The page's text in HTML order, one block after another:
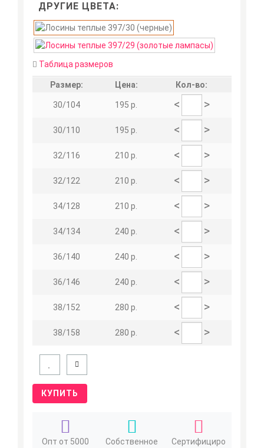
ДРУГИЕ ЦВЕТА:
Таблица размеров
Размер: Цена: Кол-во:
30/104 195 р. < >
30/110 195 р. < >
32/116 210 р. < >
32/122 210 р. < >
34/128 210 р. < >
34/134 240 р. < >
36/140 240 р. < >
36/146 240 р. < >
38/152 280 р. < >
38/158 280 р. < >
КУПИТЬ
Опт от 5000
Собственное
Сертифициро